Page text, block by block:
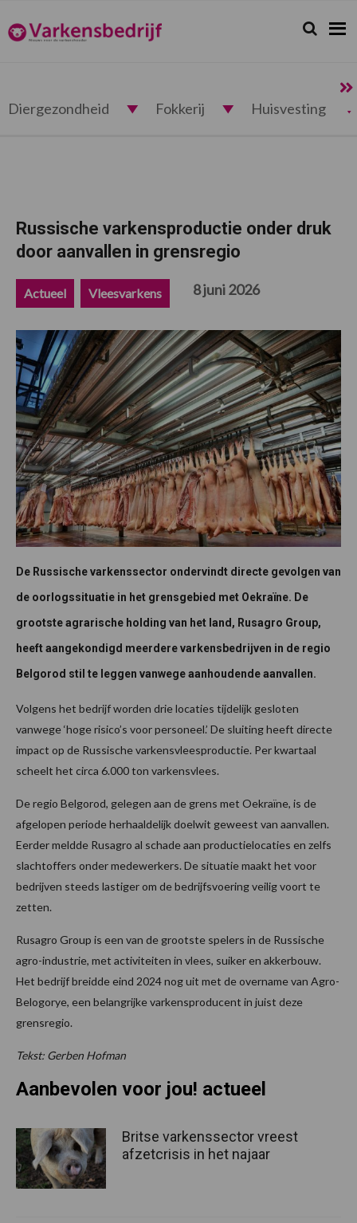
de
hoofdnavigatie
de
hoofd
de
eerste
de
voettekst
Varkensbedrijf.nl Zoeken...
Zoek
Diergezondheid Fokkerij Huisvesting
Russische varkensproductie onder druk
door aanvallen in grensregio
Actueel Vleesvarkens 8 juni 2026
De Russische varkenssector ondervindt directe gevolgen van
de oorlogssituatie in het grensgebied met Oekraïne. De
grootste agrarische holding van het land, Rusagro Group,
heeft aangekondigd meerdere varkensbedrijven in de regio
Belgorod stil te leggen vanwege aanhoudende aanvallen.
Volgens het bedrijf worden drie locaties tijdelijk gesloten
vanwege ‘hoge risico’s voor personeel.’ De sluiting heeft directe
impact op de Russische varkensvleesproductie. Per kwartaal
scheelt het circa 6.000 ton varkensvlees.
De regio Belgorod, gelegen aan de grens met Oekraïne, is de
afgelopen periode herhaaldelijk doelwit geweest van aanvallen.
Eerder meldde Rusagro al schade aan productielocaties en zelfs
slachtoffers onder medewerkers. De situatie maakt het voor
bedrijven steeds lastiger om de bedrijfsvoering veilig voort te
zetten.
Rusagro Group is een van de grootste spelers in de Russische
agro-industrie, met activiteiten in vlees, suiker en akkerbouw.
Het bedrijf breidde eind 2024 nog uit met de overname van Agro-
Belogorye, een belangrijke varkensproducent in juist deze
grensregio.
Tekst: Gerben Hofman
Aanbevolen voor jou! actueel
Britse varkenssector vreest
afzetcrisis in het najaar